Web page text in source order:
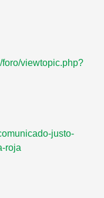
viewtopic.php?
justo-
roja